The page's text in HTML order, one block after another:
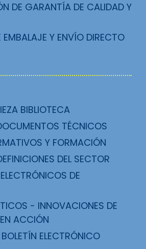
DE GARANTÍA DE CALIDAD Y
EMBALAJE Y ENVÍO DIRECTO
BIBLIOTECA
TÉCNICOS
Y FORMACIÓN
DEL SECTOR
DE
- INNOVACIONES DE
ACCIÓN
ELECTRÓNICO